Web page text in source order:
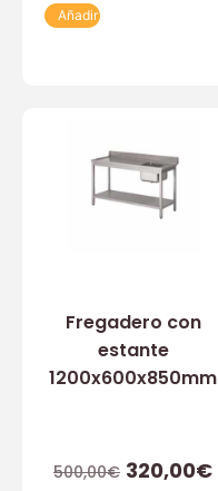
Añadir
Fregadero con
estante
1200x600x850mm
500,00€ 320,00€